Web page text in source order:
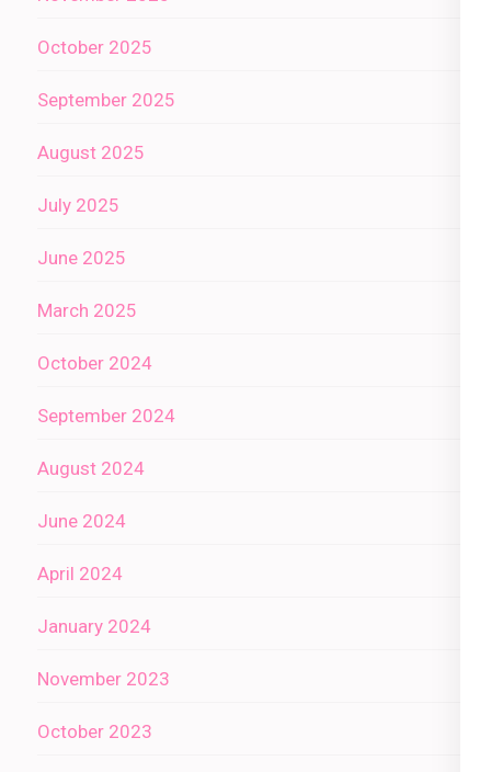
October 2025
September 2025
August 2025
July 2025
June 2025
March 2025
October 2024
September 2024
August 2024
June 2024
April 2024
January 2024
November 2023
October 2023